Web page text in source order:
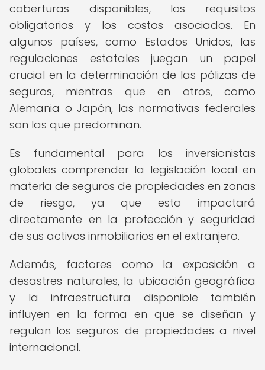
coberturas disponibles, los requisitos
obligatorios y los costos asociados. En
algunos países, como Estados Unidos, las
regulaciones estatales juegan un papel
crucial en la determinación de las pólizas de
seguros, mientras que en otros, como
Alemania o Japón, las normativas federales
son las que predominan.
Es fundamental para los inversionistas
globales comprender la legislación local en
materia de seguros de propiedades en zonas
de riesgo, ya que esto impactará
directamente en la protección y seguridad
de sus activos inmobiliarios en el extranjero.
Además, factores como la exposición a
desastres naturales, la ubicación geográfica
y la infraestructura disponible también
influyen en la forma en que se diseñan y
regulan los seguros de propiedades a nivel
internacional.